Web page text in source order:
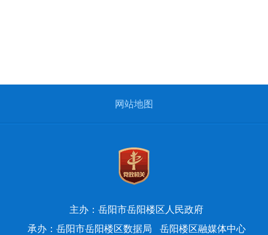
网站地图
主办：岳阳市岳阳楼区人民政府
承办：岳阳市岳阳楼区数据局
岳阳楼区融媒体中心